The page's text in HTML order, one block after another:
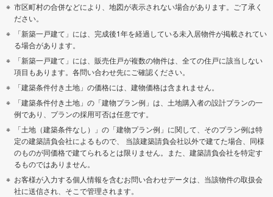
市区町村の合併などにより、地図が表示されない場合があります。ご了承く
ださい。
「新築一戸建て」には、完成後1年を経過している未入居物件が掲載されてい
る場合があります。
「新築一戸建て」には、販売住戸が複数の物件は、全ての住戸に該当しない
項目もあります。各問い合わせ先にご確認ください。
「建築条件付き土地」の価格には、建物価格は含まれません。
「建築条件付き土地」の「建物プラン例」は、土地購入者の設計プランの一
例であり、プランの採用可否は任意です。
「土地（建築条件なし）」の「建物プラン例」に関して、そのプラン例は特
定の建築請負会社によるもので、 当該建築請負会社以外で建てた場合、同様
のものが同価格で建てられるとは限りません。また、建築請負会社を特定す
るものではありません。
お客様が入力する個人情報を含むお問い合わせデータは、当該物件の取扱会
社に送信され、そこで管理されます。